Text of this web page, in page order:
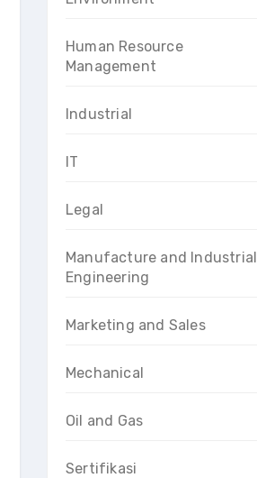
Human Resource
Management
Industrial
IT
Legal
Manufacture and Industrial
Engineering
Marketing and Sales
Mechanical
Oil and Gas
Sertifikasi